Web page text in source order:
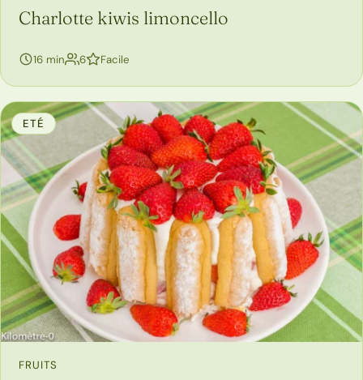
Charlotte kiwis limoncello
16 min 6personnes
Facile
ETÉ
FRUITS